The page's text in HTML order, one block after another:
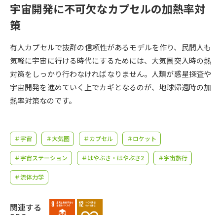
新生活お役立ちガイド
学問発見 学問検索
大学で学びたい学問発見
学問のミニ講義「夢ナビ講義」 学問分野解説
学問の教科書 夢ナビライブ
宇宙開発に不可欠なカプセルの加熱率対
策
有人カプセルで抜群の信頼性があるモデルを作り、民間人も
気軽に宇宙に行ける時代にするためには、大気圏突入時の熱
対策をしっかり行わなければなりません。人類が惑星探査や
宇宙開発を進めていく上でカギとなるのが、地球帰還時の加
熱率対策なのです。
＃宇宙 ＃大気圏 ＃カプセル ＃ロケット
＃宇宙ステーション ＃はやぶさ・はやぶさ2 ＃宇宙旅行
＃流体力学
関連する